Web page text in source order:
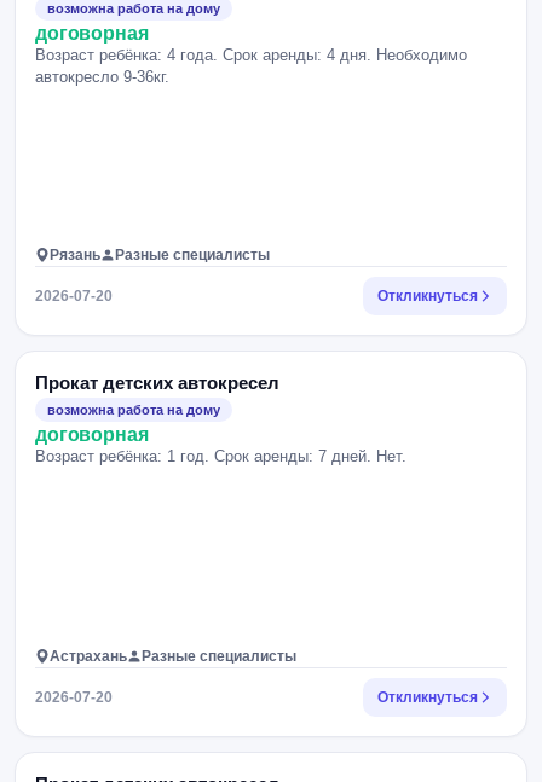
возможна работа на дому
договорная
Возраст ребёнка: 4 года. Срок аренды: 4 дня. Необходимо
автокресло 9-36кг.
Рязань Разные специалисты
2026-07-20 Откликнуться
Прокат детских автокресел
возможна работа на дому
договорная
Возраст ребёнка: 1 год. Срок аренды: 7 дней. Нет.
Астрахань Разные специалисты
2026-07-20 Откликнуться